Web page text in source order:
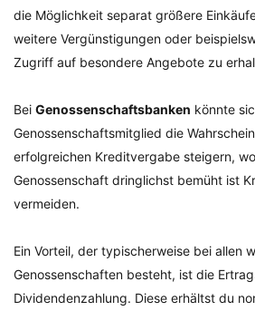
die Möglichkeit separat größere
weitere Vergünstigungen oder
Zugriff auf besondere Angebote zu
Bei Genossenschaftsbanken könnte
Genossenschaftsmitglied die
erfolgreichen Kreditvergabe steigern,
Genossenschaft dringlichst bemüht ist
vermeiden.
Ein Vorteil, der typischerweise bei allen
Genossenschaften besteht, ist die
Dividendenzahlung. Diese erhältst du